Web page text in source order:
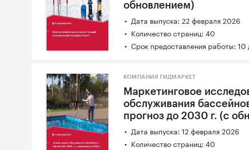
обновлением)
Дата выпуска: 22 февраля 2026
Количество страниц: 40
Срок предоставления работы: 10
КОМПАНИЯ ГИДМАРКЕТ
Маркетинговое
обслуживания
прогноз до 2030 г. (с
Дата выпуска: 12 февраля 2026
Количество страниц: 40